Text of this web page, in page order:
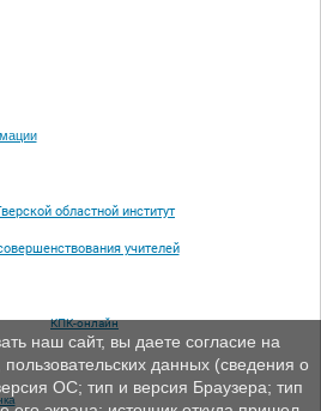
областной институт
учителей
КПК-онлайн
наш сайт, вы даете согласие на
данных (сведения о
ОС; тип и версия Браузера; тип